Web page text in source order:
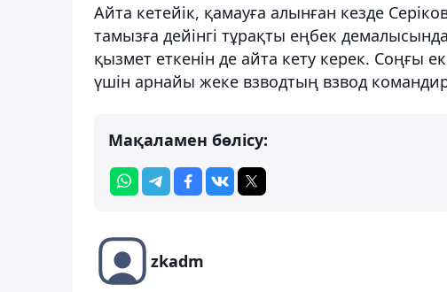
Айта кетейік, қамауға алынған кезде
тамызға дейінгі тұрақты еңбек
қызмет еткенін де айта кету керек. Соңғы
үшін арнайы жеке взводтың взвод
Мақаламен бөлісу:
zkadm